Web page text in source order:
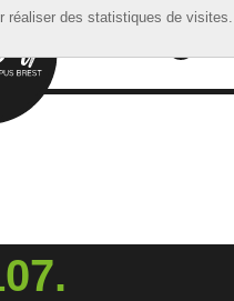
réaliser des statistiques de visites.
réaliser des statistiques de visites.